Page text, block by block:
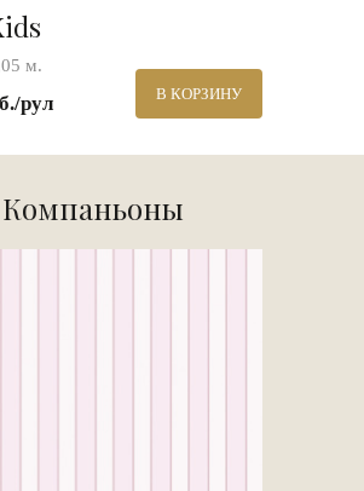
м.
рул В КОРЗИНУ
Компаньоны